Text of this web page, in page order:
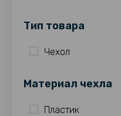
Тип товара
Чехол
Материал чехла
Пластик